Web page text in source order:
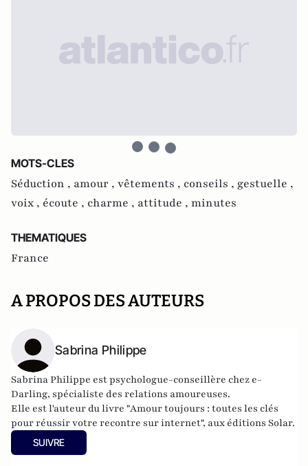
MOTS-CLES
Séduction , amour , vêtements , conseils , gestuelle ,
voix , écoute , charme , attitude , minutes
THEMATIQUES
France
A PROPOS DES AUTEURS
Sabrina Philippe
Sabrina Philippe est psychologue-conseillère chez e-
Darling, spécialiste des relations amoureuses.
Elle est l'auteur du livre "Amour toujours : toutes les clés
pour réussir votre recontre sur internet", aux éditions Solar.
SUIVRE